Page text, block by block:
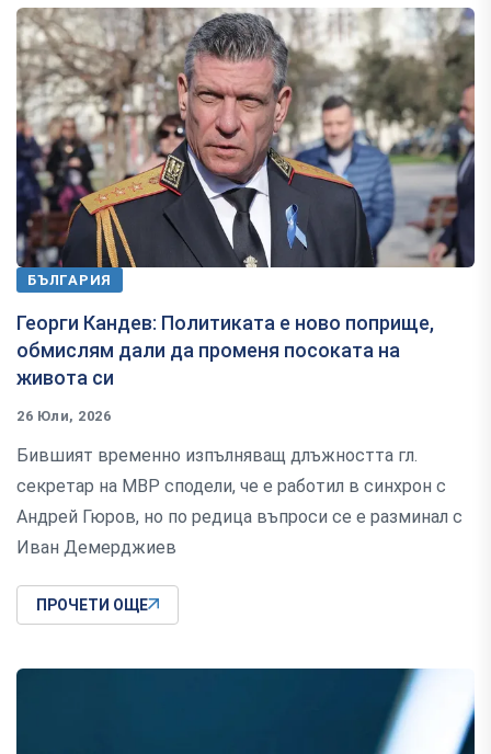
БЪЛГАРИЯ
Георги Кандев: Политиката е ново поприще,
обмислям дали да променя посоката на
живота си
26 Юли, 2026
Бившият временно изпълняващ длъжността гл.
секретар на МВР сподели, че е работил в синхрон с
Андрей Гюров, но по редица въпроси се е разминал с
Иван Демерджиев
ПРОЧЕТИ ОЩЕ